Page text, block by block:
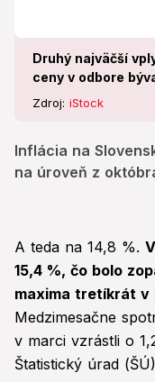
Druhý najväčší
ceny v odbore
Zdroj: iStock
Inflácia na
na úroveň z
A teda na 14,8 %.
15,4 %, čo bolo
maxima tretíkrát v
Medzimesačne
v marci vzrástli o
Štatistický úrad